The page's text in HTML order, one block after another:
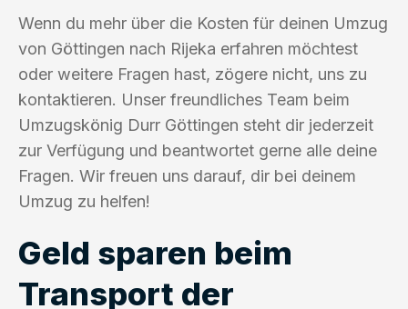
Wenn du mehr über die Kosten für deinen Umzug
von Göttingen nach Rijeka erfahren möchtest
oder weitere Fragen hast, zögere nicht, uns zu
kontaktieren. Unser freundliches Team beim
Umzugskönig Durr Göttingen steht dir jederzeit
zur Verfügung und beantwortet gerne alle deine
Fragen. Wir freuen uns darauf, dir bei deinem
Umzug zu helfen!
Geld sparen beim
Transport der